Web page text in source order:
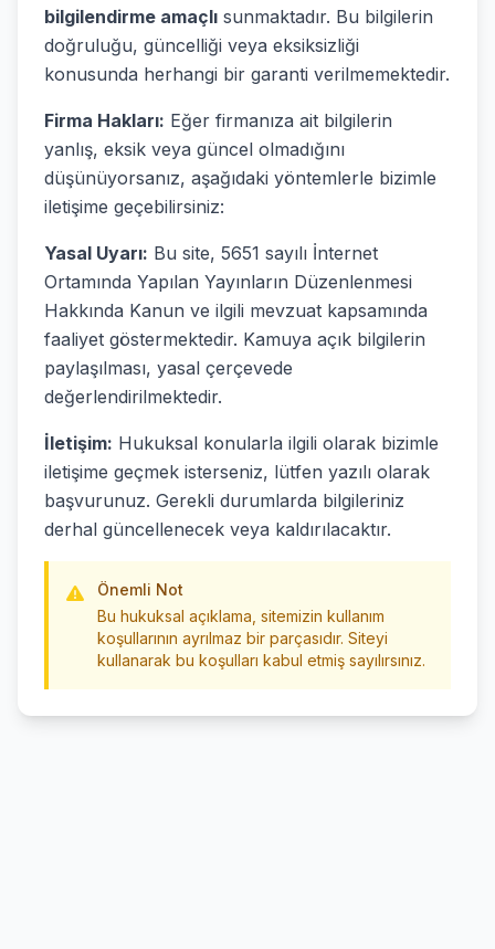
bilgilendirme amaçlı sunmaktadır. Bu bilgilerin
doğruluğu, güncelliği veya eksiksizliği
konusunda herhangi bir garanti verilmemektedir.
Firma Hakları: Eğer firmanıza ait bilgilerin
yanlış, eksik veya güncel olmadığını
düşünüyorsanız, aşağıdaki yöntemlerle bizimle
iletişime geçebilirsiniz:
Yasal Uyarı: Bu site, 5651 sayılı İnternet
Ortamında Yapılan Yayınların Düzenlenmesi
Hakkında Kanun ve ilgili mevzuat kapsamında
faaliyet göstermektedir. Kamuya açık bilgilerin
paylaşılması, yasal çerçevede
değerlendirilmektedir.
İletişim: Hukuksal konularla ilgili olarak bizimle
iletişime geçmek isterseniz, lütfen yazılı olarak
başvurunuz. Gerekli durumlarda bilgileriniz
derhal güncellenecek veya kaldırılacaktır.
Önemli Not
Bu hukuksal açıklama, sitemizin kullanım
koşullarının ayrılmaz bir parçasıdır. Siteyi
kullanarak bu koşulları kabul etmiş sayılırsınız.